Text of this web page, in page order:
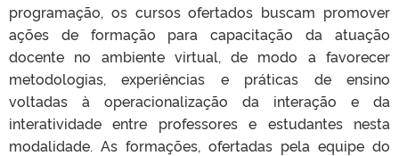
programação, os cursos ofertados buscam promover
ações de formação para capacitação da atuação
docente no ambiente virtual, de modo a favorecer
metodologias, experiências e práticas de ensino
voltadas à operacionalização da interação e da
interatividade entre professores e estudantes nesta
modalidade. As formações, ofertadas pela equipe do